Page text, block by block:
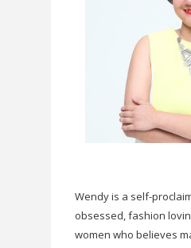
Wendy is a self-
obsessed, fashion
women who believes